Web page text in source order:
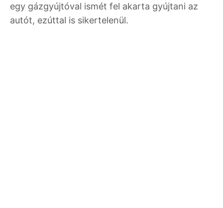
egy gázgyújtóval ismét fel akarta gyújtani az
autót, ezúttal is sikertelenül.